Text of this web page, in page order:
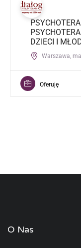
DZIECI I
Warszawa,
Oferuję
O Nas